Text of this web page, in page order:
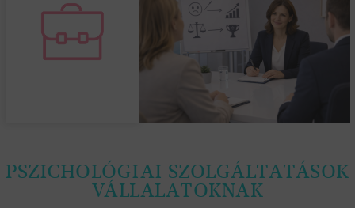
PSZICHOLÓGIAI SZOLGÁLTATÁSOK
VÁLLALATOKNAK